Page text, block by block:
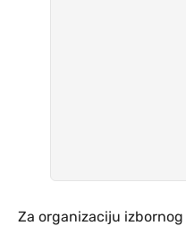
Za organizaciju